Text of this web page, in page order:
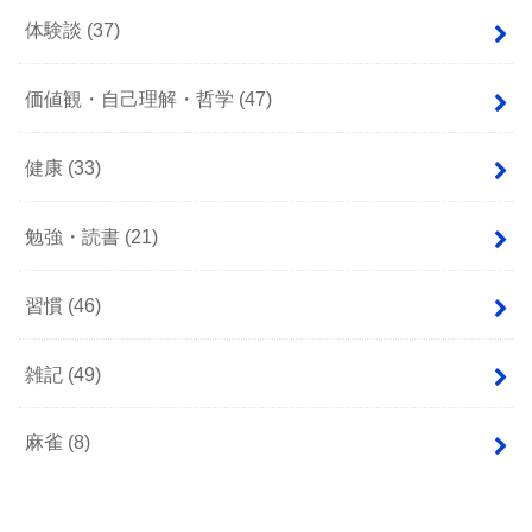
体験談 (37)
価値観・自己理解・哲学 (47)
健康 (33)
勉強・読書 (21)
習慣 (46)
雑記 (49)
麻雀 (8)